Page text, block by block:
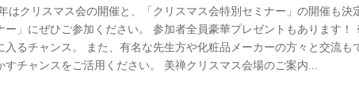
はクリスマス会の開催と、「クリスマス会特別セミナー」の開催も決
ー」にぜひご参加ください。 参加者全員豪華プレゼントもあります
入るチャンス。 また、有名な先生方や化粧品メーカーの方々と交流も
すチャンスをご活用ください。 美禅クリスマス会場のご案内...